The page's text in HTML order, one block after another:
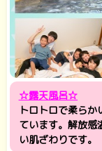
☆露天風呂☆
トロトロで柔ら
ています。解放感
い肌ざわりです。